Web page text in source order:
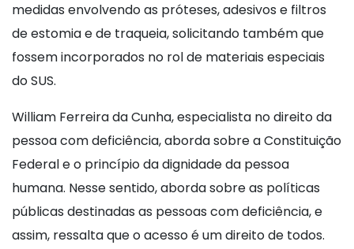
medidas envolvendo as próteses, adesivos e filtros
de estomia e de traqueia, solicitando também que
fossem incorporados no rol de materiais especiais
do SUS.
William Ferreira da Cunha, especialista no direito da
pessoa com deficiência, aborda sobre a Constituição
Federal e o princípio da dignidade da pessoa
humana. Nesse sentido, aborda sobre as políticas
públicas destinadas as pessoas com deficiência, e
assim, ressalta que o acesso é um direito de todos.